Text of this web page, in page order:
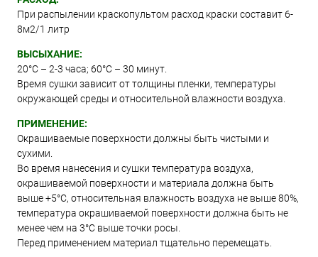
При распылении краскопультом расход краски составит 6-
8м2/1 литр
ВЫСЫХАНИЕ:
20°С – 2-3 часа; 60°С – 30 минут.
Время сушки зависит от толщины пленки, температуры
окружающей среды и относительной влажности воздуха.
ПРИМЕНЕНИЕ:
Окрашиваемые поверхности должны быть чистыми и
сухими.
Во время нанесения и сушки температура воздуха,
окрашиваемой поверхности и материала должна быть
выше +5°C, относительная влажность воздуха не выше 80%,
температура окрашиваемой поверхности должна быть не
менее чем на 3°C выше точки росы.
Перед применением материал тщательно перемещать.